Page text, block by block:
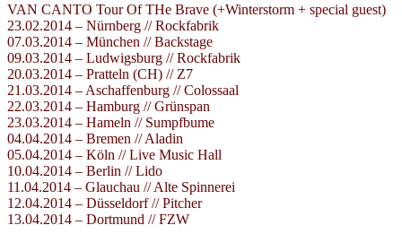
VAN CANTO Tour Of THe Brave (+Winterstorm + special guest)
23.02.2014 – Nürnberg // Rockfabrik
07.03.2014 – München // Backstage
09.03.2014 – Ludwigsburg // Rockfabrik
20.03.2014 – Pratteln (CH) // Z7
21.03.2014 – Aschaffenburg // Colossaal
22.03.2014 – Hamburg // Grünspan
23.03.2014 – Hameln // Sumpfbume
04.04.2014 – Bremen // Aladin
05.04.2014 – Köln // Live Music Hall
10.04.2014 – Berlin // Lido
11.04.2014 – Glauchau // Alte Spinnerei
12.04.2014 – Düsseldorf // Pitcher
13.04.2014 – Dortmund // FZW